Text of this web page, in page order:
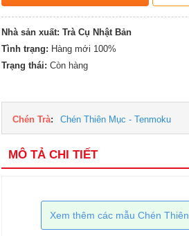
Nhà sản xuất: Trà Cụ Nhật Bản
Tình trạng: Hàng mới 100%
Trạng thái:Còn hàng
Chén Trà: Chén Thiên Mục - Tenmoku
MÔ TẢ CHI TIẾT
Xem thêm các mẫu Chén